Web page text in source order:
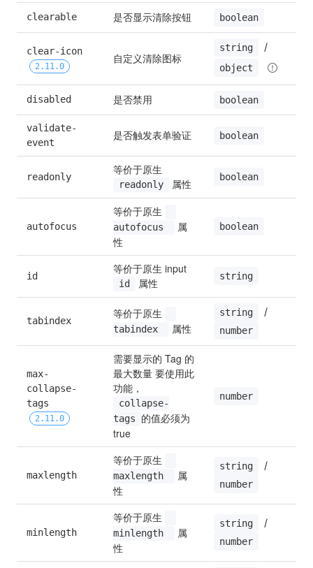
clearable 是否显示清除按钮 boolean
clear-icon
2.11.0
自定义清除图标
string /
object
disabled 是否禁用 boolean
validate-
event
是否触发表单验证 boolean
readonly
readonly 属性
boolean
autofocus autofocus
属
性
boolean
id
id 属性
string
tabindex
tabindex 属性
string /
number
max-
collapse-
tags
2.11.0
需要显示的 Tag 的
最大数量 要使用此
功能，
collapse-
tags
的值必须为
true
number
maxlength maxlength
属
性
string /
number
minlength minlength
属
性
string /
number